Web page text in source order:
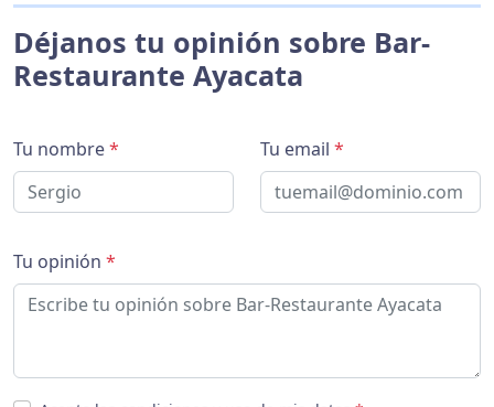
Déjanos tu opinión sobre Bar-
Restaurante Ayacata
Tu nombre* Tu email *
Tu opinión *